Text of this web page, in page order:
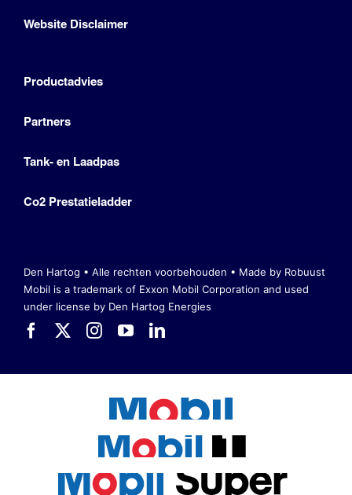
Website Disclaimer
Productadvies
Partners
Tank- en Laadpas
Co2 Prestatieladder
Den Hartog • Alle rechten voorbehouden • Made by Robuust
Mobil is a trademark of Exxon Mobil Corporation and used
under license by Den Hartog Energies